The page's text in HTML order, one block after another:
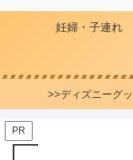
妊婦・子連れ
>>ディズニーグ
PR